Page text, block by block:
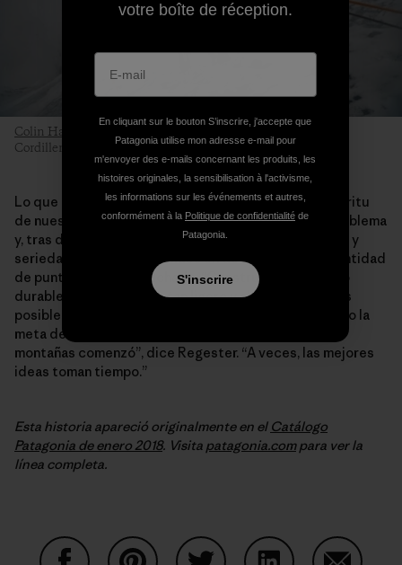
Colin Haley
testeando el abrigo de la Micro Puff en terreno.
Cordillera de Alaska. Foto: Kyle Sparks
Lo que existe ahora es una prenda que habla del espíritu
de nuestro diseño. Nos propusimos solucionar un problema
y, tras diez años afinando y refinando, con dedicación y
seriedad, lo logramos, incluso en detalles como la cantidad
de puntadas en el acolchado. “Construir un producto
durable, que además es tan ligero y abrigado como es
posible y mantiene su volumen cuando se moja, ha sido la
meta de los montañistas desde que la escalada de
montañas comenzó”, dice Regester. “A veces, las mejores
ideas toman tiempo.”
Esta historia apareció originalmente en el Catálogo
Patagonia de enero 2018. Visita patagonia.compara ver la
línea completa.
votre boîte de réception.
En cliquant sur le bouton S’inscrire, j'accepte que
Patagonia utilise mon adresse e-mail pour
m'envoyer des e-mails concernant les produits, les
histoires originales, la sensibilisation à l'activisme,
les informations sur les événements et autres,
conformément à la Politique de confidentialité de
Patagonia.
S'inscrire